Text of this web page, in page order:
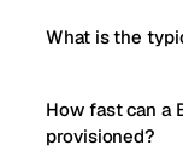
What is the
How fast can a
provisioned?